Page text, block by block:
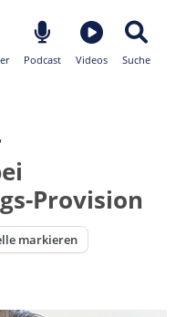
Podcast Videos Suche
Provision
markieren